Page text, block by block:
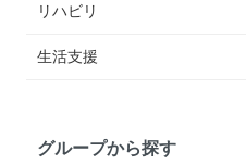
リハビリ
生活支援
グループから探す